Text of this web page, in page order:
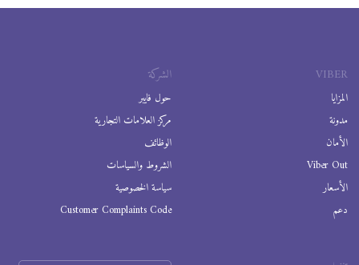
VIBER
المزايا
مدونة
الأمان
Viber Out
الأسعار
دعم
الشركة
حول فايبر
مركز العلامات التجارية
الوظائف
الشروط والسياسات
سياسة الخصوصية
Customer Complaints Code